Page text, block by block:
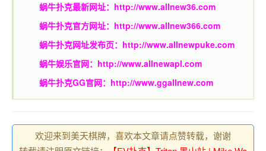
蜗牛扑克最新网址： http://www.allnew36.com
蜗牛扑克官方网址： http://www.allnew366.com
蜗牛扑克网址发布页： http://www.allnewpuke.com
蜗牛娱乐官网： http://www.allnewapl.com
蜗牛扑克GG官网： http://www.ggallnew.com
欢迎来到美天棋牌，喜欢本文章请点赞转载，谢谢